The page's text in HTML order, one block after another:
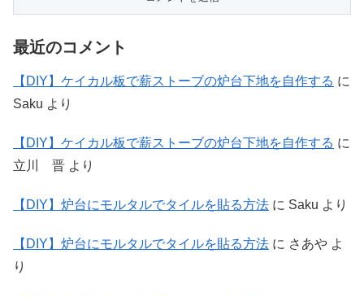
最近のコメント
【DIY】ケイカル板で薪ストーブの炉台下地を自作する に
Saku より
【DIY】ケイカル板で薪ストーブの炉台下地を自作する に
立川 晋 より
【DIY】炉台にモルタルでタイルを貼る方法 に Saku より
【DIY】炉台にモルタルでタイルを貼る方法 に さあや よ
り